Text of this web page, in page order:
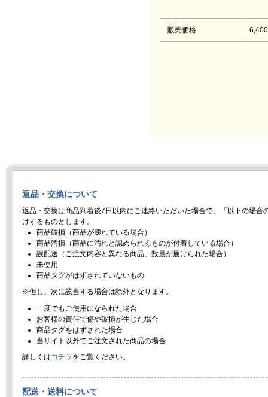
販売価格
返品・交換について
返品・交換は商品到着後7日以内にご連絡いただいた場合で、「以下の場合
けするものとします。
商品破損（商品が壊れている場合）
商品汚損（商品に汚れと認められるものが付着している場合）
誤配送（ご注文内容と異なる商品、数量が届けられた場合）
未使用
商品タグがはずされていないもの
※但し、次に該当する場合は除外となります。
一度でもご使用になられた場合
お客様の責任で傷や破損が生じた場合
商品タグをはずされた場合
当サイト以外でご注文された商品の場合
詳しくはコチラ をご覧ください。
配送・送料について